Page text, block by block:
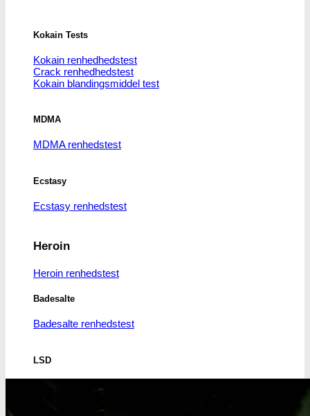
Kokain Tests
Kokain renhedhedstest
Crack renhedhedstest
Kokain blandingsmiddel test
MDMA
MDMA renhedstest
Ecstasy
Ecstasy renhedstest
Heroin
Heroin renhedstest
Badesalte
Badesalte renhedstest
LSD